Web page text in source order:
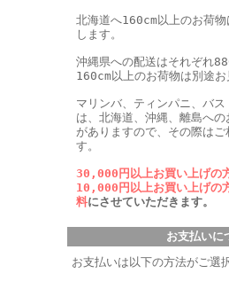
北海道へ160cm以上のお荷
します。
沖縄県への配送はそれぞれ
160cm以上のお荷物は別途
マリンバ、ティンパニ、バ
は、北海道、沖縄、離島へ
がありますので、その際は
す。
30,000円以上お買い上げの
10,000円以上お買い上げの
料にさせていただきます。
お支払いに
お支払いは以下の方法がご選